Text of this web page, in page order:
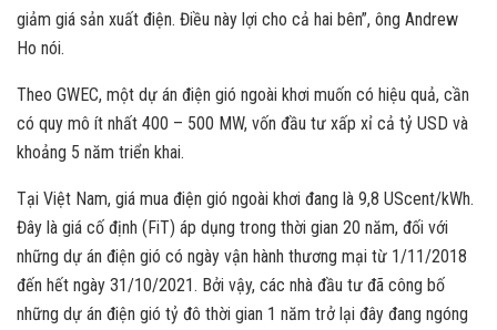
giảm giá sản xuất điện. Điều này lợi cho cả hai bên”, ông Andrew
Ho nói.
Theo GWEC, một dự án điện gió ngoài khơi muốn có hiệu quả, cần
có quy mô ít nhất 400 – 500 MW, vốn đầu tư xấp xỉ cả tỷ USD và
khoảng 5 năm triển khai.
Tại Việt Nam, giá mua điện gió ngoài khơi đang là 9,8 UScent/kWh.
Đây là giá cố định (FiT) áp dụng trong thời gian 20 năm, đối với
những dự án điện gió có ngày vận hành thương mại từ 1/11/2018
đến hết ngày 31/10/2021. Bởi vậy, các nhà đầu tư đã công bố
những dự án điện gió tỷ đô thời gian 1 năm trở lại đây đang ngóng